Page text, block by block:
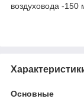
воздуховода -
Основные